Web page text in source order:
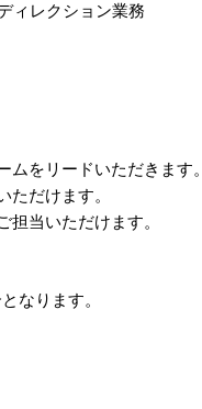
ィレクション業務
をリードいただきます。
だけます。
当いただけます。
なります。